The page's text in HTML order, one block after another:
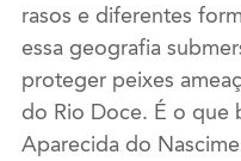
rasos e diferentes
essa geografia
proteger peixes
do Rio Doce. É o que
Aparecida do